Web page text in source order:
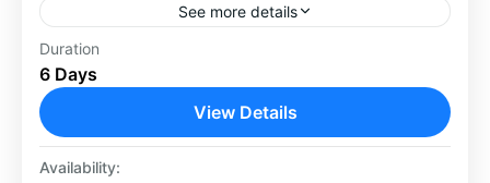
See more details
Disfrutá de un recorrido intenso por Marruecos
en tan solo 6 días: desde la costa atlántica en
Agadir, atravesando oasis, palmerales y el gran
Agadir
Fácil
Duration
6 Days
View Details
Availability: